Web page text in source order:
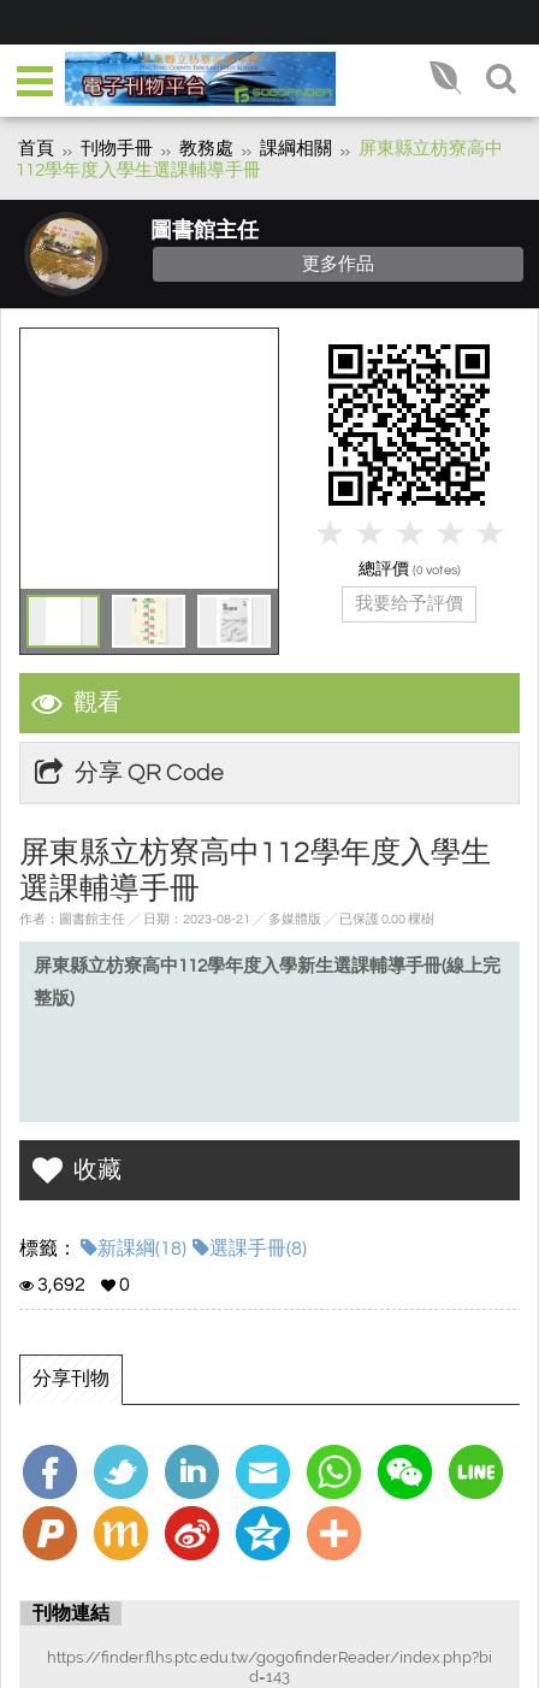
首頁 刊物手冊 教務處 課綱相關
屏東縣立枋寮高中
112學年度入學生選課輔導手冊
圖書館主任
更多作品
觀看
分享 QR Code
屏東縣立枋寮高中112學年度入學生
選課輔導手冊
作者：圖書館主任 ╱ 日期：2023-08-21 ╱ 多媒體版 ╱ 已保護 0.00 棵樹
屏東縣立枋寮高中112學年度入學新生選課輔導手冊(線上完
整版)
收藏
標籤： 新課綱(18)
選課手冊(8)
3,692
0
分享刊物
刊物連結
https://finder.flhs.ptc.edu.tw/gogofinderReader/index.php?bi
d=143
總評價 (0 votes)
我要给予評價